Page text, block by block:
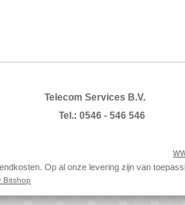
Telecom Services B.V.
Tel.: 0546 - 546 546
Op al onze levering zijn van
Bitshop